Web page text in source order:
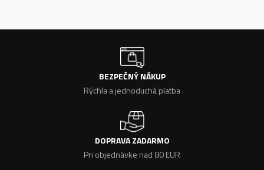
BEZPEČNÝ NÁKUP
Rýchla a jednoduchá platba
DOPRAVA ZADARMO
Pri objednávke nad 80 EUR